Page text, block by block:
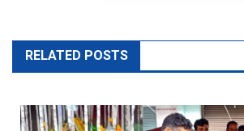
RELATED POSTS